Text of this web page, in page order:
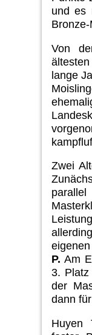
und es
Von
lange
Zwei
L
P.Am
3. Platz
der
dann
Huyen